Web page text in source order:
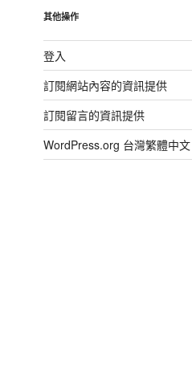
其他操作
登入
訂閱網站內容的資訊提供
訂閱留言的資訊提供
WordPress.org 台灣繁體中文